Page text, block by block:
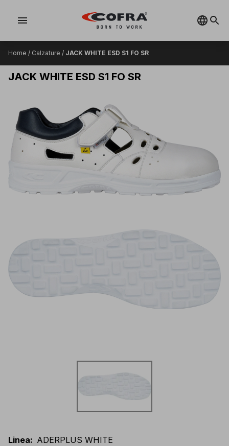
menu
Home / Calzature / JACK WHITE ESD S1 FO SR
JACK WHITE ESD S1 FO SR
Linea: ADERPLUS WHITE